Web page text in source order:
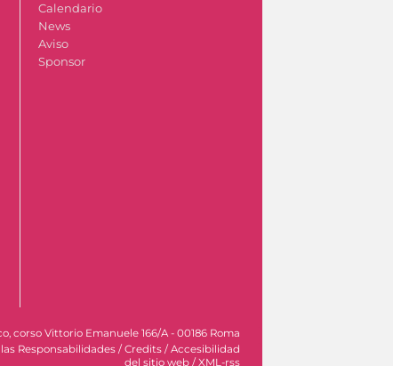
Calendario
News
Aviso
Sponsor
corso Vittorio Emanuele 166/A - 00186 Roma
Responsabilidades / Credits / Accesibilidad
del sitio web / XML-rss